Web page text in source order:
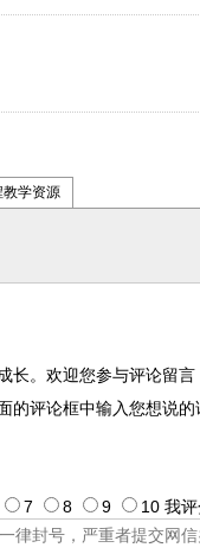
教学资源
长。欢迎您参与评论留言
的评论框中输入您想说的
7 8 9 10 我评